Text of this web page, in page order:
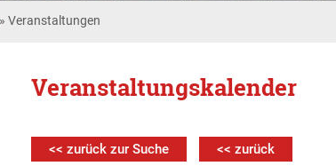
» Veranstaltungen
Veranstaltungskalender
<< zurück zur Suche << zurück